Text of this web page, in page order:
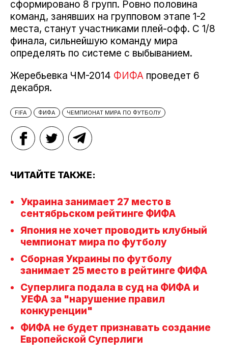
сформировано 8 групп. Ровно половина
команд, занявших на групповом этапе 1-2
места, станут участниками плей-офф. С 1/8
финала, сильнейшую команду мира
определять по системе с выбыванием.
Жеребьевка ЧМ-2014 ФИФА проведет 6
декабря.
FIFA ФИФА ЧЕМПИОНАТ МИРА ПО ФУТБОЛУ
ЧИТАЙТЕ ТАКЖЕ:
Украина занимает 27 место в
сентябрьском рейтинге ФИФА
Япония не хочет проводить клубный
чемпионат мира по футболу
Сборная Украины по футболу
занимает 25 место в рейтинге ФИФА
Суперлига подала в суд на ФИФА и
УЕФА за "нарушение правил
конкуренции"
ФИФА не будет признавать создание
Европейской Суперлиги